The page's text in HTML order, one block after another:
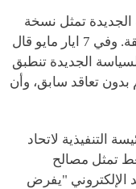
تمثل نسخة
أشد صرامة من القواعد الحكومية السابقة. وفي 7 ايار مايو قال
الجديدة تنطبق
بدون تعاقد سابق، وأن
التنفيذية لاتحاد
تمثل مصالح
الإلكتروني "يفرض